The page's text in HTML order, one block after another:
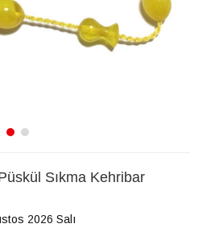
Sıkma Kehribar
2026 Salı